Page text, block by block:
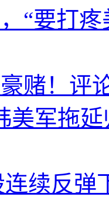
“要打
赌！评
美军拖
续反弹